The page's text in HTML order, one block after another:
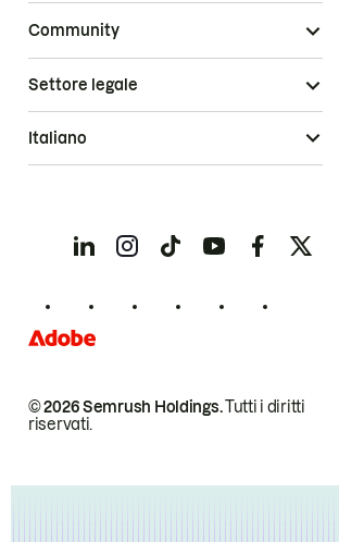
Community
© 2026 Semrush Holdings.Tutti i diritti
riservati.
Settore legale
Italiano